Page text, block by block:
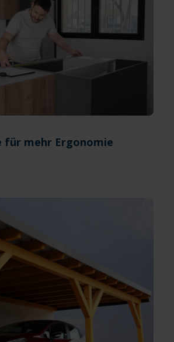
für mehr Ergonomie